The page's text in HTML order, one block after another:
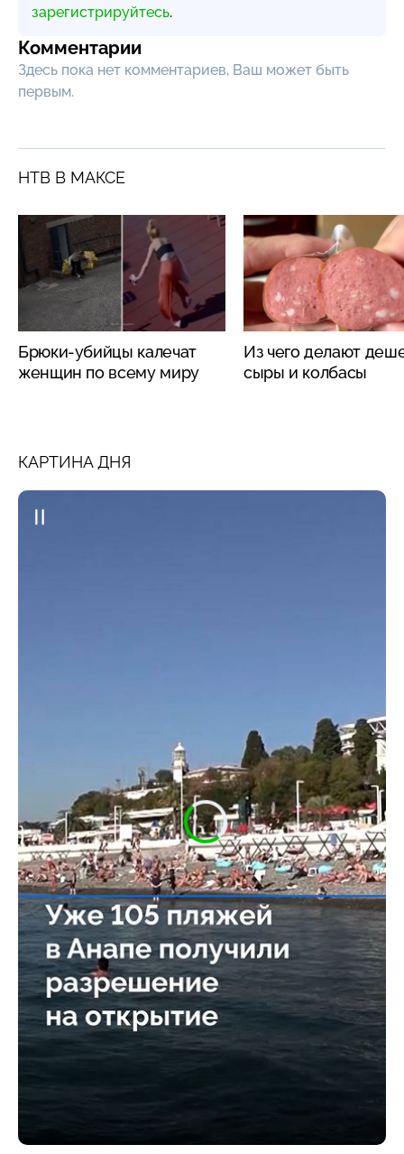
зарегистрируйтесь.
Комментарии
Здесь пока нет комментариев, Ваш может быть
первым.
НТВ В МАКСЕ
Брюки-убийцы калечат
женщин по всему миру
Из чего делают
сыры и колбасы
КАРТИНА ДНЯ